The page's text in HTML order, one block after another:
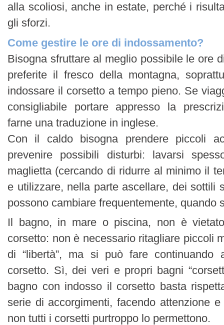
alla scoliosi, anche in estate, perché i
gli sforzi.
Come gestire le ore di indossamento?
Bisogna sfruttare al meglio possibile le ore
preferite il fresco della montagna,
indossare il corsetto a tempo pieno. Se
consigliabile portare appresso la
farne una traduzione in inglese.
Con il caldo bisogna prendere piccoli
prevenire possibili disturbi: lavarsi
maglietta (cercando di ridurre al minimo il
e utilizzare, nella parte ascellare, dei sottili
possono cambiare frequentemente, quando
Il bagno, in mare o piscina, non è
corsetto: non è necessario ritagliare piccoli
di “libertà”, ma si può fare continuando
corsetto. Sì, dei veri e propri bagni
bagno con indosso il corsetto basta
serie di accorgimenti, facendo attenzione
non tutti i corsetti purtroppo lo permettono.